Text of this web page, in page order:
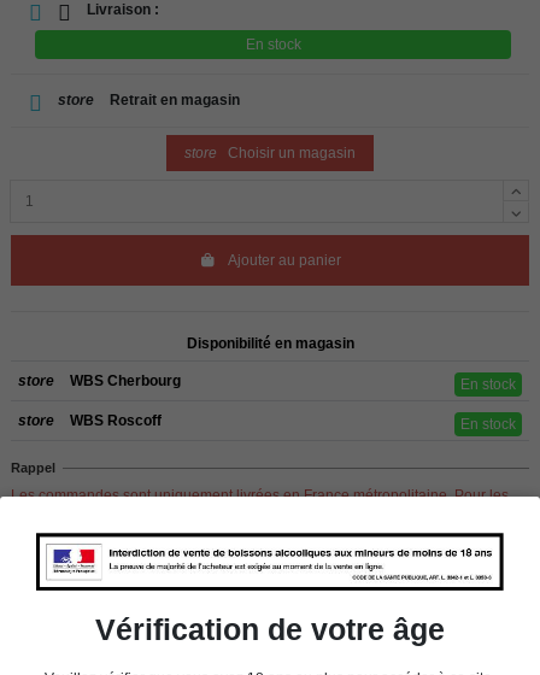
Livraison :
En stock
store Retrait en magasin
store Choisir un magasin
Ajouter au panier
Disponibilité en magasin
store WBS Cherbourg En stock
store WBS Roscoff En stock
Rappel
Les commandes sont uniquement livrées en France métropolitaine. Pour les
CHERBOURG.
Vérification de votre âge